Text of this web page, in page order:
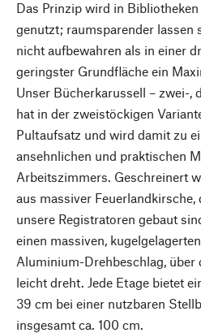
Das Prinzip wird in
genutzt; raumsparender lassen
nicht aufbewahren als in einer
geringster Grundfläche ein
Unser Bücherkarussell – zwei-,
hat in der zweistöckigen
Pultaufsatz und wird damit zu
ansehnlichen und praktischen
Arbeitszimmers. Geschreinert
aus massiver Feuerlandkirsche,
unsere Registratoren gebaut
einen massiven,
Aluminium-Drehbeschlag, über
leicht dreht. Jede Etage bietet
39 cm bei einer nutzbaren
insgesamt ca. 100 cm.